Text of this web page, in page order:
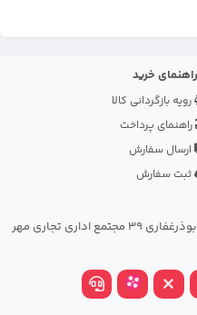
راهنمای خرید
رویه بازگردانی کالا
راهنمای پرداخت
ارسال سفارش
ثبت سفارش
نشانی: مشهد بلوار احمدآباد خیابان ابوذرغفاری 39 مجتمع اداری تجاری مهر